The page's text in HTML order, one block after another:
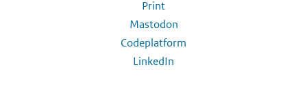
Print
Mastodon
Codeplatform
LinkedIn